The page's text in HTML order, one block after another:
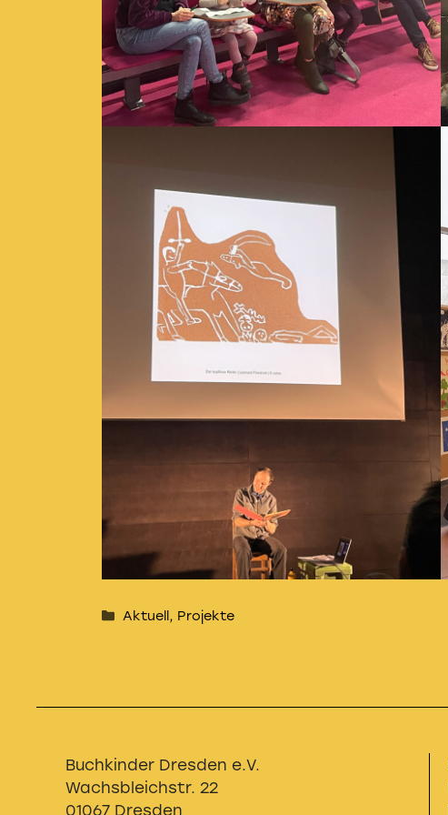
Kategorien
Aktuell, Projekte
Buchkinder Dresden e.V.
Wachsbleichstr. 22
01067 Dresden